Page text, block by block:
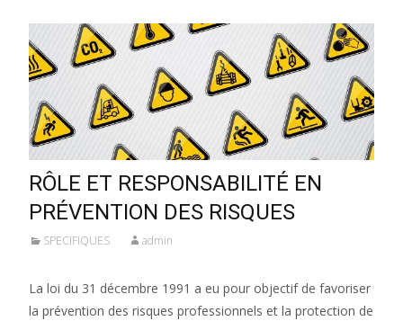
RÔLE ET RESPONSABILITÉ EN
PRÉVENTION DES RISQUES
SPECIFIQUES admin
La loi du 31 décembre 1991 a eu pour objectif de favoriser
la prévention des risques professionnels et la protection de